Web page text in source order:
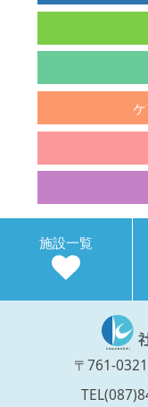
施設一覧
〒761-